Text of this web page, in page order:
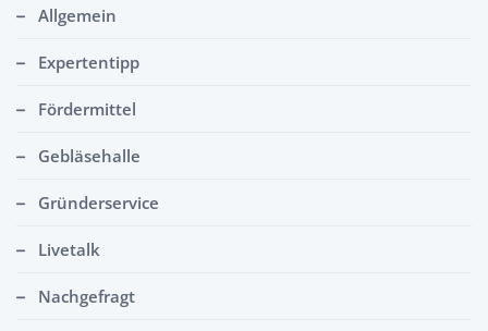
Allgemein
Expertentipp
Fördermittel
Gebläsehalle
Gründerservice
Livetalk
Nachgefragt